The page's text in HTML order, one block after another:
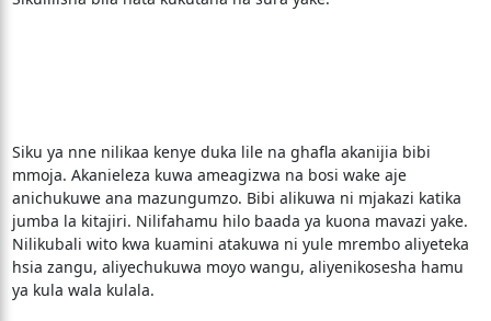
Siku ya nne nilikaa kenye duka lile na ghafla akanijia bibi
mmoja. Akanieleza kuwa ameagizwa na bosi wake aje
anichukuwe ana mazungumzo. Bibi alikuwa ni mjakazi katika
jumba la kitajiri. Nilifahamu hilo baada ya kuona mavazi yake.
Nilikubali wito kwa kuamini atakuwa ni yule mrembo aliyeteka
hsia zangu, aliyechukuwa moyo wangu, aliyenikosesha hamu
ya kula wala kulala.